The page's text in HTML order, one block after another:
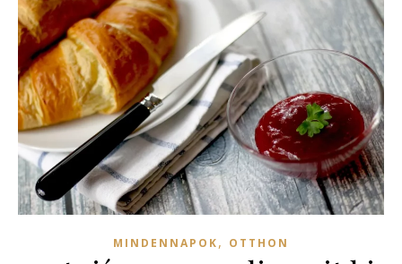
MINDENNAPOK, OTTHON